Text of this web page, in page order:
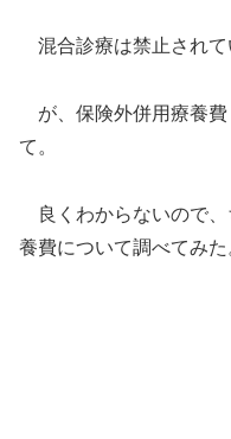
混合診療は禁止されて
が、保険外併用療養費
て。
良くわからないので、
養費について調べてみた